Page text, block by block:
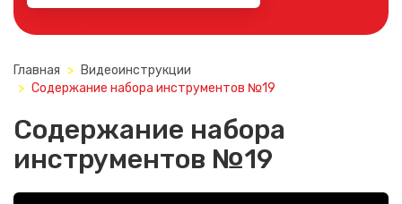
Главная
Видеоинструкции
Содержание набора инструментов №19
Содержание набора
инструментов №19